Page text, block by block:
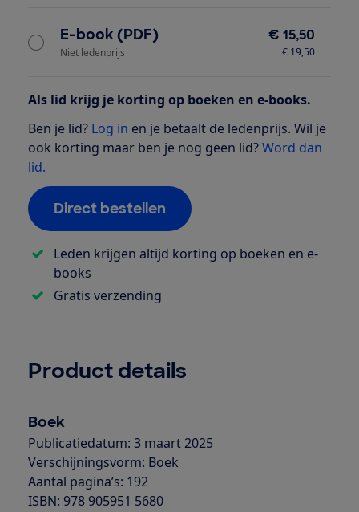
E-book (PDF)
Niet ledenprijs
€ 15,50
€ 19,50
Als lid krijg je korting op boeken en e-books.
Ben je lid? Log in en je betaalt de ledenprijs. Wil je
ook korting maar ben je nog geen lid?Word dan
lid.
Direct bestellen
Leden krijgen altijd korting op boeken en e-
books
Gratis verzending
Product details
Boek
Publicatiedatum: 3 maart 2025
Verschijningsvorm: Boek
Aantal pagina’s: 192
ISBN: 978 905951 5680